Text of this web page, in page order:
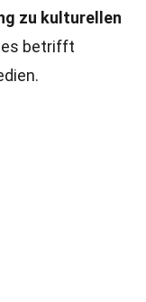
zu kulturellen
betrifft